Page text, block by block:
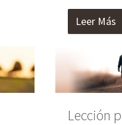
Leer Más
Lección